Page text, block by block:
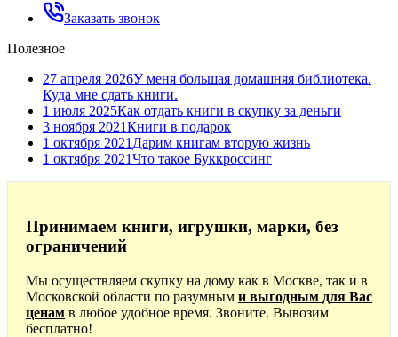
Заказать звонок
Полезное
27 апреля 2026У меня большая домашняя библиотека.
Куда мне сдать книги.
1 июля 2025Как отдать книги в скупку за деньги
3 ноября 2021Книги в подарок
1 октября 2021 Дарим книгам вторую жизнь
1 октября 2021Что такое Буккроссинг
Принимаем книги, игрушки, марки, без
ограничений
Мы осуществляем скупку на дому как в Москве, так и в
Московской области по разумным и выгодным для Вас
ценам в любое удобное время. Звоните. Вывозим
бесплатно!